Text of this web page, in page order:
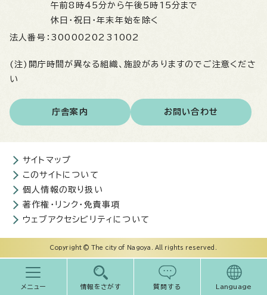
メニュー 情報をさがす 質問する Language
午前8時45分から午後5時15分まで
休日・祝日・年末年始を除く
法人番号： 3000020231002
(注)開庁時間が異なる組織、施設がありますのでご注意くださ
い
庁舎案内 お問い合わせ
サイトマップ
このサイトについて
個人情報の取り扱い
著作権・リンク・免責事項
ウェブアクセシビリティについて
Copyright © The city of Nagoya. All rights reserved.